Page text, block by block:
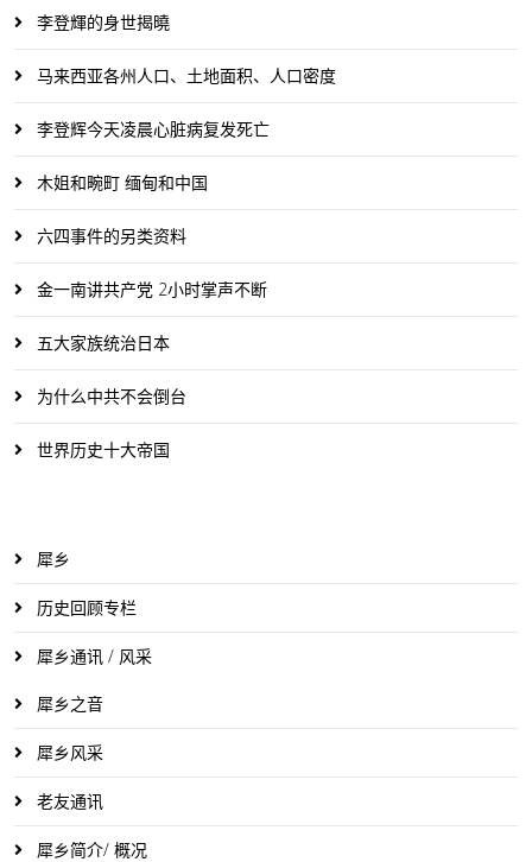
李登輝的身世揭曉
马来西亚各州人口、土地面积、人口密度
李登辉今天凌晨心脏病复发死亡
木姐和畹町 缅甸和中国
六四事件的另类资料
金一南讲共产党 2小时掌声不断
五大家族统治日本
为什么中共不会倒台
世界历史十大帝国
犀乡
历史回顾专栏
犀乡通讯 / 风采
犀乡之音
犀乡风采
老友通讯
犀乡简介/ 概况